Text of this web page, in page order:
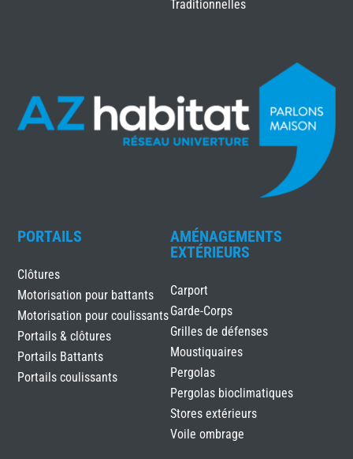
Traditionnelles
PORTAILS
Clôtures
Motorisation pour battants
Motorisation pour coulissants
Portails & clôtures
Portails Battants
Portails coulissants
AMÉNAGEMENTS
EXTÉRIEURS
Carport
Garde-Corps
Grilles de défenses
Moustiquaires
Pergolas
Pergolas bioclimatiques
Stores extérieurs
Voile ombrage